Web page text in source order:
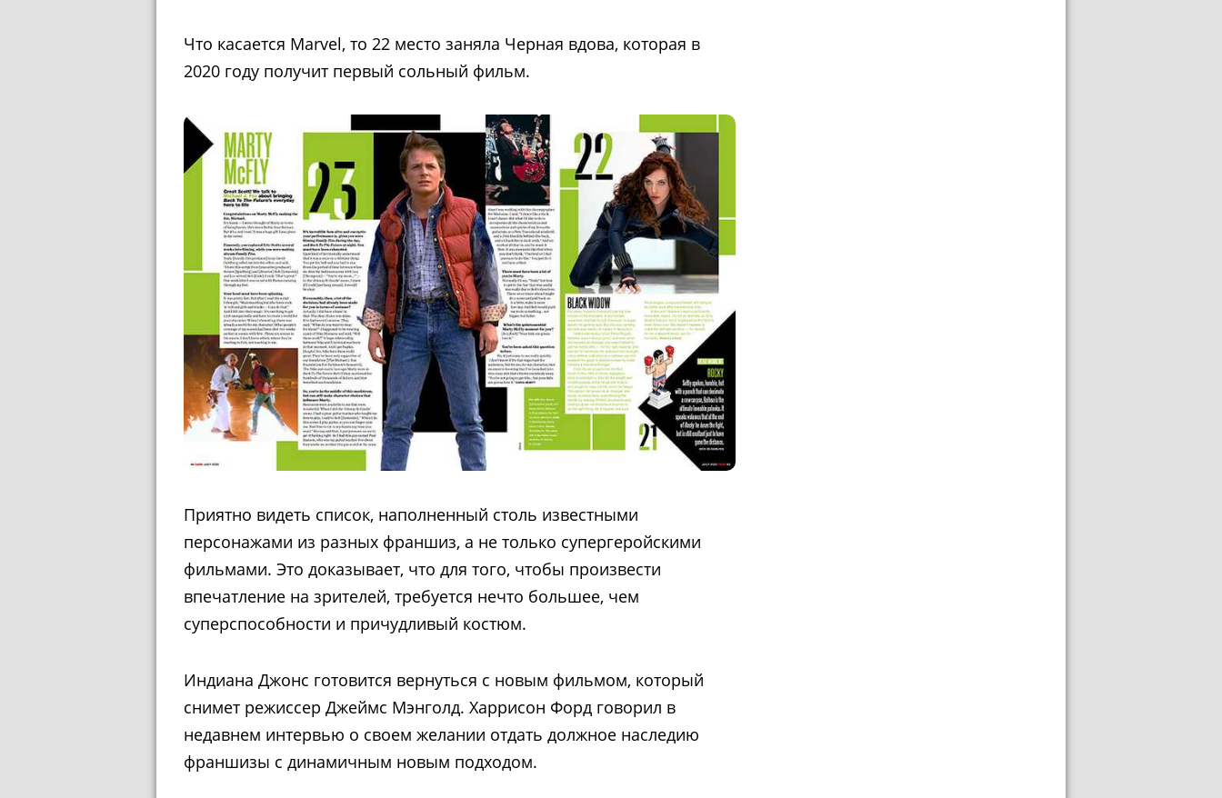
Что касается Marvel, то 22 место заняла Черная вдова, которая в
2020 году получит первый сольный фильм.
Приятно видеть список, наполненный столь известными
персонажами из разных франшиз, а не только супергеройскими
фильмами. Это доказывает, что для того, чтобы произвести
впечатление на зрителей, требуется нечто большее, чем
суперспособности и причудливый костюм.
Индиана Джонс готовится вернуться с новым фильмом, который
снимет режиссер Джеймс Мэнголд. Харрисон Форд говорил в
недавнем интервью о своем желании отдать должное наследию
франшизы с динамичным новым подходом.